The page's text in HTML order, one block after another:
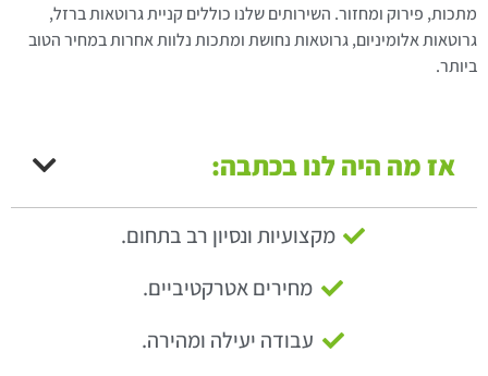
מתכות, פירוק ומחזור. השירותים שלנו כוללים קניית גרוטאות ברזל,
גרוטאות אלומיניום, גרוטאות נחושת ומתכות נלוות אחרות במחיר הטוב
ביותר.
אז מה היה לנו בכתבה:
מקצועיות ונסיון רב בתחום.
מחירים אטרקטיביים.
עבודה יעילה ומהירה.